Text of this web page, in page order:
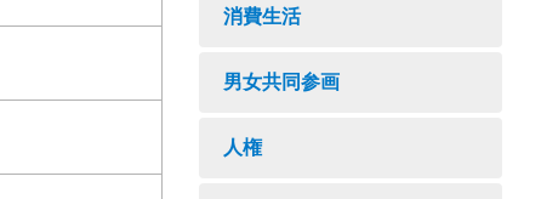
消費生活
男女共同参画
人権